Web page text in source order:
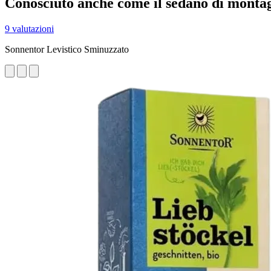
9 valutazioni
Sonnentor Levistico Sminuzzato